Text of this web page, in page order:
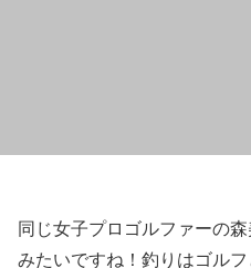
同じ女子プロゴルファーの
みたいですね！釣りはゴル